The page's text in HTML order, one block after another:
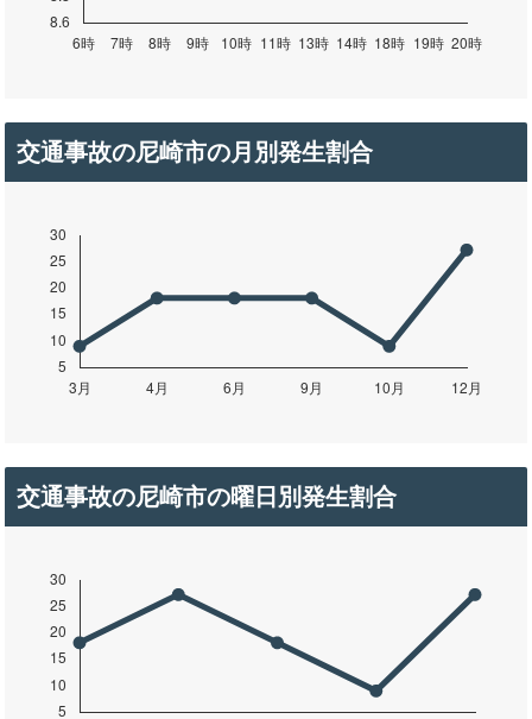
交通事故の尼崎市の月別発生割合
交通事故の尼崎市の曜日別発生割合